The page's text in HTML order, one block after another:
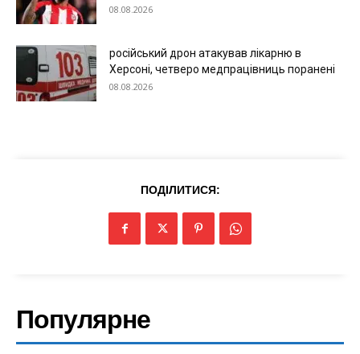
08.08.2026
російський дрон атакував лікарню в
Херсоні, четверо медпрацівниць поранені
08.08.2026
ПОДІЛИТИСЯ:
Популярне